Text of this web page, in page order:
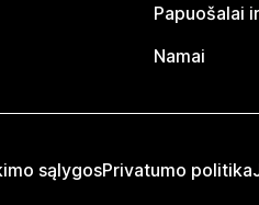
Papuošalai
Namai
sąlygosPrivatumo politika